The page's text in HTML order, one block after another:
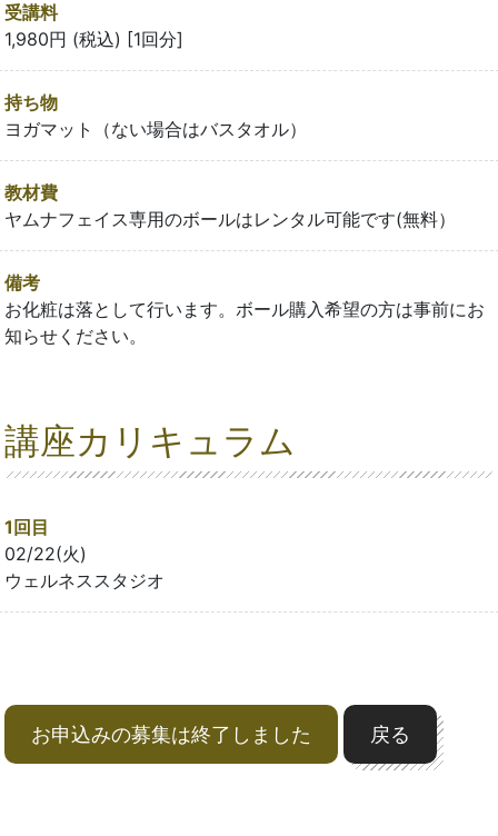
受講料
1,980円 (税込) [1回分]
持ち物
ヨガマット（ない場合はバスタオル）
教材費
ヤムナフェイス専用のボールはレンタル可能です(無料）
備考
お化粧は落として行います。ボール購入希望の方は事前にお
知らせください。
講座カリキュラム
1回目
02/22(火)
ウェルネススタジオ
お申込みの募集は終了しました 戻る